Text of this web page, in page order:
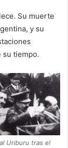
Su muerte
y su
su tiempo.
Uriburu tras el